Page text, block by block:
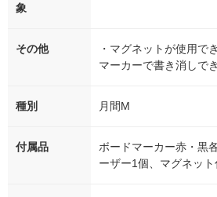
象
その他
・マグネットが使用で
マーカーで書き消しで
種別 月間M
付属品
ボードマーカー赤・黒
ーザー1個、マグネッ